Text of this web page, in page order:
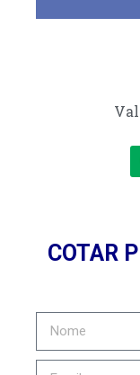
COTAR